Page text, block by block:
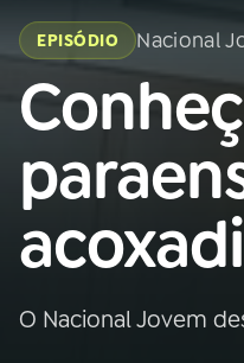
Buscar
na
Rádio
Nacional
01 INÍCIO
02 A RÁDIO
na
Rádio
Nacional
EPISÓDIO Nacional
O Nacional Jovem